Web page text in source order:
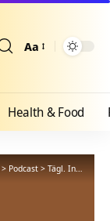
Aa
Health & Food
> Podcast > Tägl. Inspiration